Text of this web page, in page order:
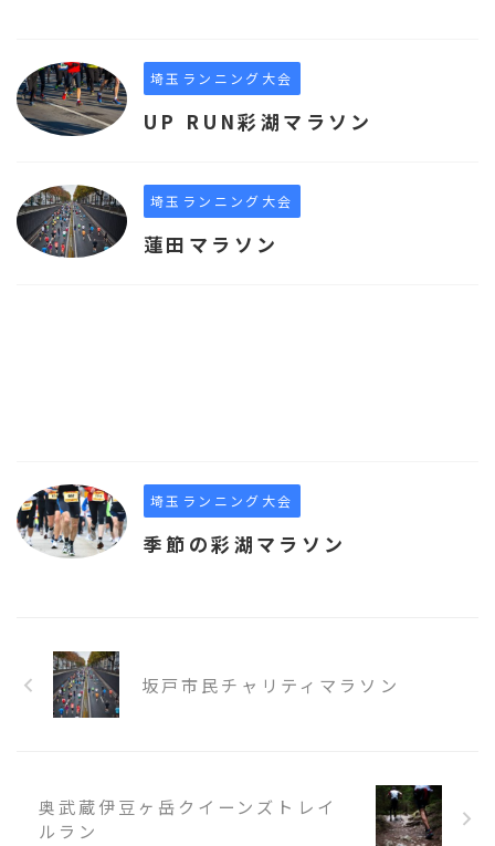
埼玉ランニング大会
UP RUN彩湖マラソン
埼玉ランニング大会
蓮田マラソン
埼玉ランニング大会
季節の彩湖マラソン
坂戸市民チャリティマラソン
奥武蔵伊豆ヶ岳クイーンズトレイ
ルラン